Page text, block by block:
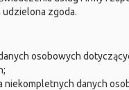
udzielona zgoda.
osobowych
niekompletnych danych